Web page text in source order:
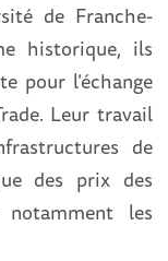
de Franche-
historique, ils
pour l’échange
Leur travail
de
des prix des
les